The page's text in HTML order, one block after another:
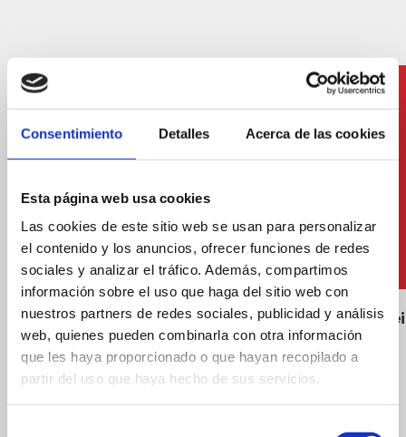
Consentimiento Detalles Acerca de las cookies
Esta página web usa cookies
Las cookies de este sitio web se usan para personalizar
el contenido y los anuncios, ofrecer funciones de redes
sociales y analizar el tráfico. Además, compartimos
información sobre el uso que haga del sitio web con
nuestros partners de redes sociales, publicidad y análisis
web, quienes pueden combinarla con otra información
que les haya proporcionado o que hayan recopilado a
partir del uso que haya hecho de sus servicios.
Wasserplattformen und/oder
Kinderinfrastrukturen